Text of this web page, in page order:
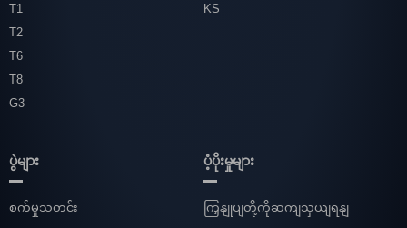
T1
T2
T6
T8
G3
KS
ပွဲများ
စက်မှုသတင်း
ပံ့ပိုးမှုများ
ကြှနျုပျတို့ကိုဆကျသှယျရနျ